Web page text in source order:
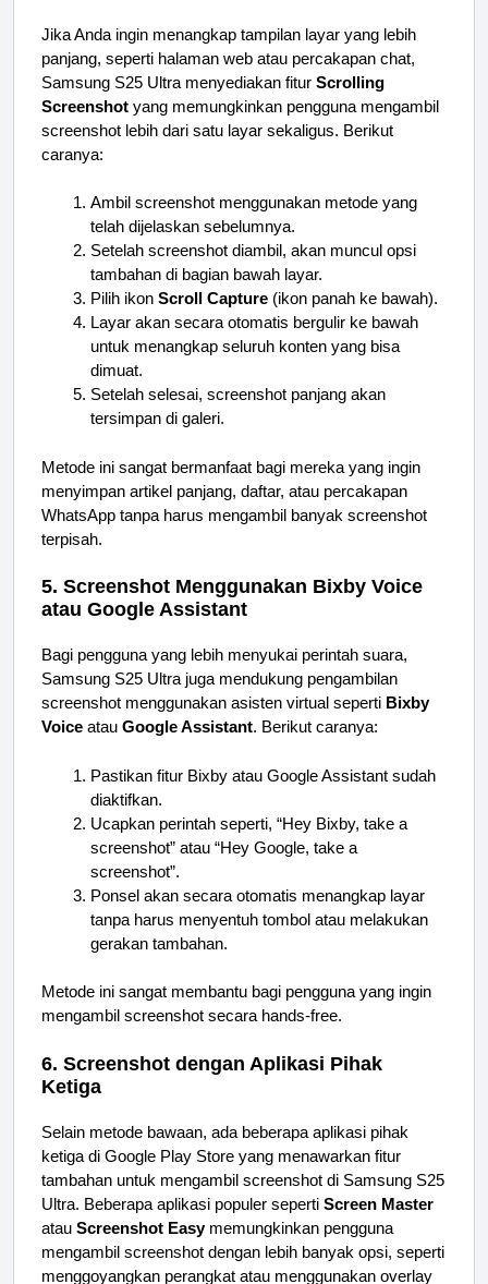
Jika Anda ingin menangkap tampilan layar yang lebih
panjang, seperti halaman web atau percakapan chat,
Samsung S25 Ultra menyediakan fitur Scrolling
Screenshot yang memungkinkan pengguna mengambil
screenshot lebih dari satu layar sekaligus. Berikut
caranya:
Ambil screenshot menggunakan metode yang
telah dijelaskan sebelumnya.
Setelah screenshot diambil, akan muncul opsi
tambahan di bagian bawah layar.
Pilih ikon Scroll Capture (ikon panah ke bawah).
Layar akan secara otomatis bergulir ke bawah
untuk menangkap seluruh konten yang bisa
dimuat.
Setelah selesai, screenshot panjang akan
tersimpan di galeri.
Metode ini sangat bermanfaat bagi mereka yang ingin
menyimpan artikel panjang, daftar, atau percakapan
WhatsApp tanpa harus mengambil banyak screenshot
terpisah.
5. Screenshot Menggunakan Bixby Voice
atau Google Assistant
Bagi pengguna yang lebih menyukai perintah suara,
Samsung S25 Ultra juga mendukung pengambilan
screenshot menggunakan asisten virtual seperti Bixby
Voice atau Google Assistant. Berikut caranya:
Pastikan fitur Bixby atau Google Assistant sudah
diaktifkan.
Ucapkan perintah seperti, “Hey Bixby, take a
screenshot” atau “Hey Google, take a
screenshot”.
Ponsel akan secara otomatis menangkap layar
tanpa harus menyentuh tombol atau melakukan
gerakan tambahan.
Metode ini sangat membantu bagi pengguna yang ingin
mengambil screenshot secara hands-free.
6. Screenshot dengan Aplikasi Pihak
Ketiga
Selain metode bawaan, ada beberapa aplikasi pihak
ketiga di Google Play Store yang menawarkan fitur
tambahan untuk mengambil screenshot di Samsung S25
Ultra. Beberapa aplikasi populer seperti Screen Master
atau Screenshot Easymemungkinkan pengguna
mengambil screenshot dengan lebih banyak opsi, seperti
menggoyangkan perangkat atau menggunakan overlay